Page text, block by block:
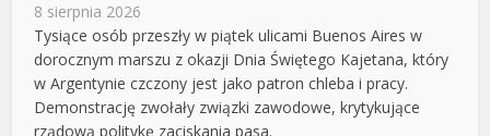
8 sierpnia 2026
Tysiące osób przeszły w piątek ulicami Buenos Aires w
dorocznym marszu z okazji Dnia Świętego Kajetana, który
w Argentynie czczony jest jako patron chleba i pracy.
Demonstrację zwołały związki zawodowe, krytykujące
rządową politykę zaciskania pasa.